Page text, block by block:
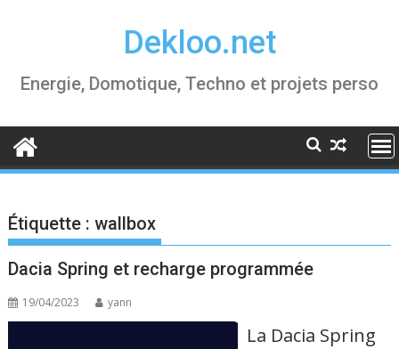
Dekloo.net
Energie, Domotique, Techno et projets perso
Étiquette :wallbox
Dacia Spring et recharge programmée
19/04/2023 yann
La Dacia Spring